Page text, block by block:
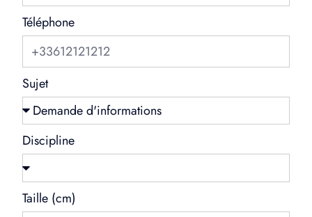
Téléphone
Sujet
Discipline
Taille (cm)